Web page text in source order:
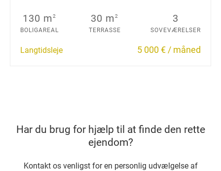
130 m2
BOLIGAREAL
30 m2
TERRASSE
3
SOVEVÆRELSER
Langtidsleje 5 000 € / måned
Har du brug for hjælp til at finde den rette
ejendom?
Kontakt os venligst for en personlig udvælgelse af